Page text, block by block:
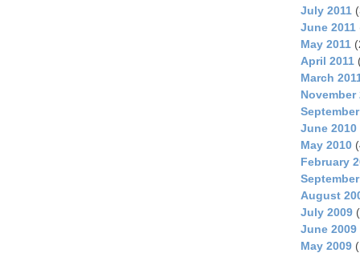
July 2011
June 2011
May 2011
April 2011
March
November
June 2010
May 2010
February
August
July 2009
June 2009
May 2009